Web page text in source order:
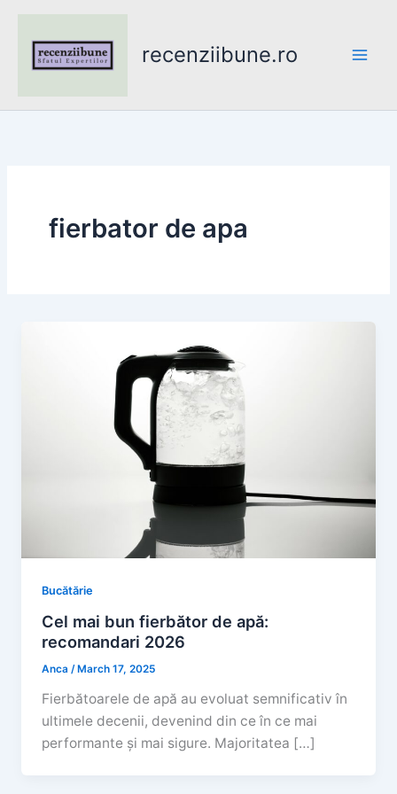
content
recenziibune.ro
fierbator de apa
Bucătărie
Cel mai bun fierbător de apă:
recomandari 2026
Anca/ March 17, 2025
Fierbătoarele de apă au evoluat semnificativ în
ultimele decenii, devenind din ce în ce mai
performante și mai sigure. Majoritatea […]